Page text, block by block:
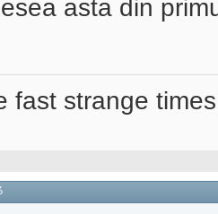
asta din
fast strange